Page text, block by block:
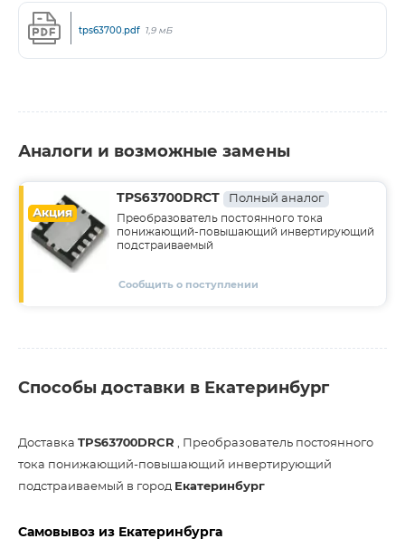
tps63700.pdf 1,9 мБ
Аналоги и возможные замены
Акция
TPS63700DRCT Полный аналог
Преобразователь постоянного тока
понижающий-повышающий инвертирующий
подстраиваемый
Сообщить о поступлении
Способы доставки в Екатеринбург
Доставка TPS63700DRCR , Преобразователь постоянного
тока понижающий-повышающий инвертирующий
подстраиваемый в город Екатеринбург
Самовывоз из Екатеринбурга